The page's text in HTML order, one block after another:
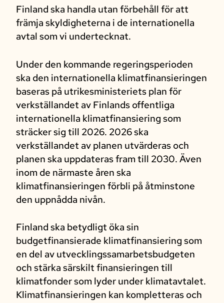
Finland ska handla utan förbehåll för att
främja skyldigheterna i de internationella
avtal som vi undertecknat.
Under den kommande regeringsperioden
ska den internationella klimatfinansieringen
baseras på utrikesministeriets plan för
verkställandet av Finlands offentliga
internationella klimatfinansiering som
sträcker sig till 2026. 2026 ska
verkställandet av planen utvärderas och
planen ska uppdateras fram till 2030. Även
inom de närmaste åren ska
klimatfinansieringen förbli på åtminstone
den uppnådda nivån.
Finland ska betydligt öka sin
budgetfinansierade klimatfinansiering som
en del av utvecklingssamarbetsbudgeten
och stärka särskilt finansieringen till
klimatfonder som lyder under klimatavtalet.
Klimatfinansieringen kan kompletteras och